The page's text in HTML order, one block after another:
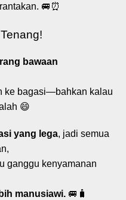
🚐⏰
bawaan
ke bagasi—bahkan kalau
😄
yang lega, jadi semua
ganggu kenyamanan
manusiawi. 🚐🧳